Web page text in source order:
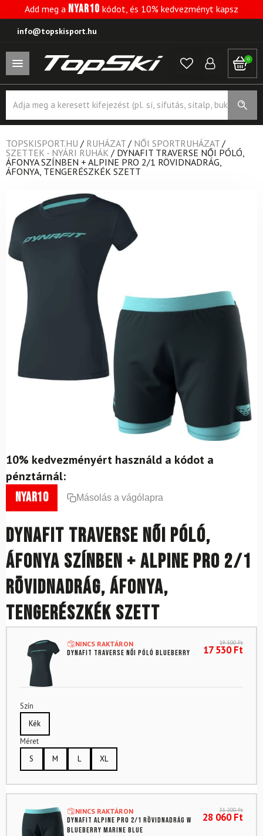
Add meg a NYAR10 kódot, és 10% kedvezményt kapsz
info@topskisport.hu
0
search
TOPSKISPORT.HU / RUHÁZAT / NŐI SPORTRUHÁZAT /
SZETTEK - NYÁRI RUHÁK / DYNAFIT TRAVERSE NŐI PÓLÓ,
ÁFONYA SZÍNBEN + ALPINE PRO 2/1 RÖVIDNADRÁG,
ÁFONYA, TENGERÉSZKÉK SZETT
10% kedvezményért használd a kódot a
pénztárnál:
nyar10 Másolás a vágólapra
DYNAFIT Traverse női póló,
áfonya színben + Alpine Pro 2/1
rövidnadrág, áfonya,
tengerészkék szett
NINCS RAKTÁRON
DYNAFIT Traverse női póló Blueberry
19 500Ft
17 530Ft
Szín
Kék
Méret
S
M L XL
NINCS RAKTÁRON
DYNAFIT Alpine Pro 2/1 rövidnadrág W
Blueberry Marine Blue
31 200Ft
28 060Ft